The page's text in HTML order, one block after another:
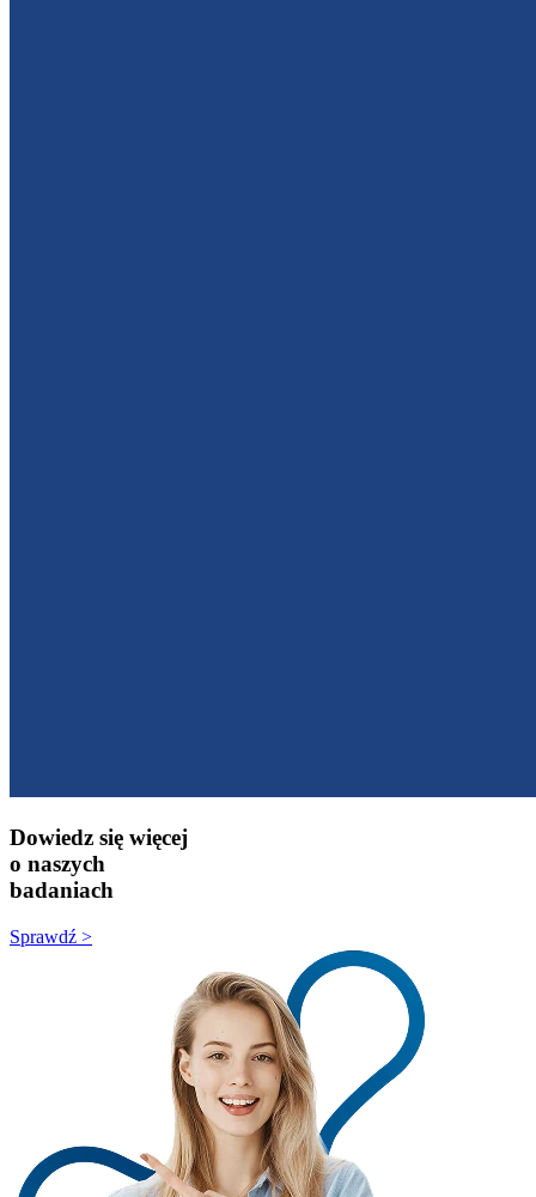
Dowiedz się więcej
o naszych
badaniach
Sprawdź >